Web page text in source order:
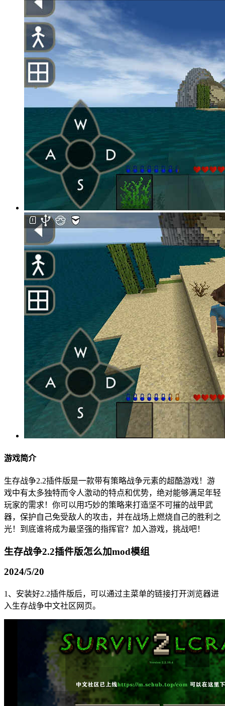
游戏简介
生存战争2.2插件版是一款带有策略战争元素的超酷游戏！游
戏中有太多独特而令人激动的特点和优势，绝对能够满足年轻
玩家的需求！你可以用巧妙的策略来打造坚不可摧的战甲武
器，保护自己免受敌人的攻击，并在战场上燃烧自己的胜利之
光！到底谁将成为最坚强的指挥官？加入游戏，挑战吧！
生存战争2.2插件版怎么加mod模组
2024/5/20
1、安装好2.2插件版后，可以通过主菜单的链接打开浏览器进
入生存战争中文社区网页。